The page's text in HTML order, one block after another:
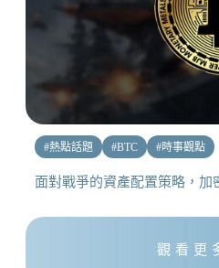
#熱點話題 #BTC #時事觀點
面對戰爭的資產配置策略，加
觀看更